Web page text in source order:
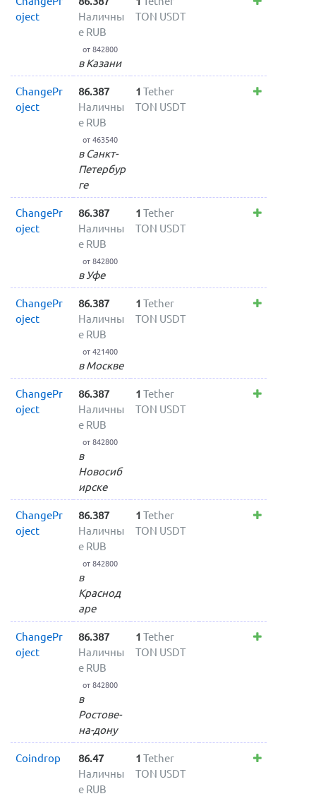
oject
Наличны
е RUB
от 842800
в Казани
TON USDT
ChangePr
oject
86.387
Наличны
е RUB
от 463540
в Санкт-
Петербур
ге
1 Tether
TON USDT
ChangePr
oject
86.387
Наличны
е RUB
от 842800
в Уфе
1 Tether
TON USDT
ChangePr
oject
86.387
Наличны
е RUB
от 421400
в Москве
1 Tether
TON USDT
ChangePr
oject
86.387
Наличны
е RUB
от 842800
в
Новосиб
ирске
1 Tether
TON USDT
ChangePr
oject
86.387
Наличны
е RUB
от 842800
в
Краснод
аре
1 Tether
TON USDT
ChangePr
oject
86.387
Наличны
е RUB
от 842800
в
Ростове-
на-дону
1 Tether
TON USDT
Coindrop
86.47
Наличны
е RUB
1 Tether
TON USDT